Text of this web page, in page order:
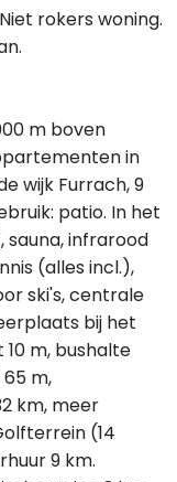
rokers woning.
m boven
in
wijk Furrach, 9
patio. In het
sauna, infrarood
(alles incl.),
ski's, centrale
bij het
m, bushalte
m,
km, meer
(14
9 km.